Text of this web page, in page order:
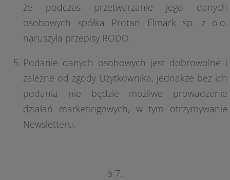
że podczas przetwarzanie jego danych
osobowych spółka Protan Elmark sp. z o.o.
naruszyła przepisy RODO.
Podanie danych osobowych jest dobrowolne i
zależne od zgody Użytkownika, jednakże bez ich
podania nie będzie możliwe prowadzenie
działań marketingowych, w tym otrzymywanie
Newsletteru.
§ 7.